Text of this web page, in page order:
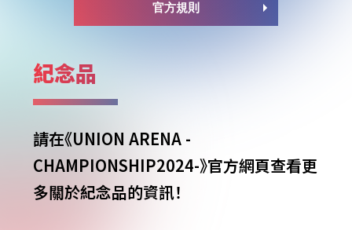
官方規則
紀念品
請在《UNION ARENA -
CHAMPIONSHIP2024-》官方網頁查看更
多關於紀念品的資訊！